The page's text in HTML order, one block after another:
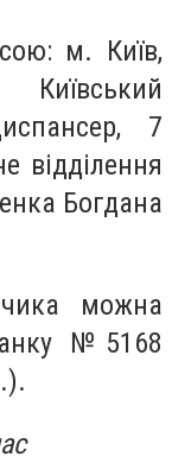
м. Київ,
7
відділення
Богдана
можна
№5168